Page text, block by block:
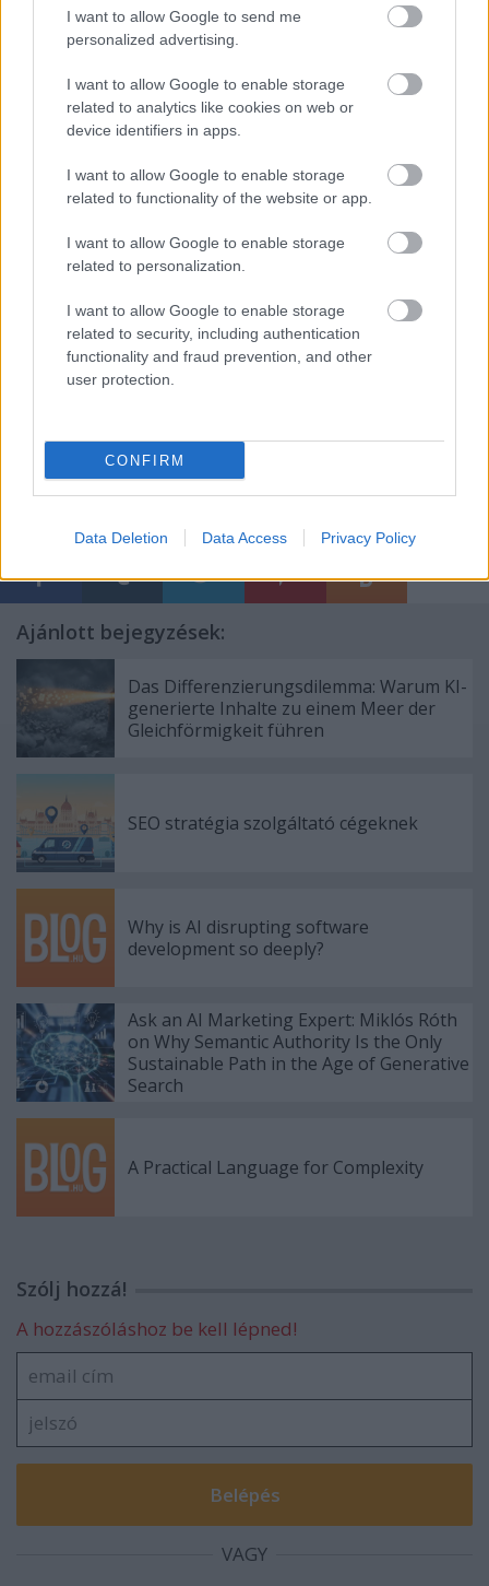
I want to allow Google to send me
personalized advertising.
I want to allow Google to enable storage
related to analytics like cookies on web or
device identifiers in apps.
I want to allow Google to enable storage
related to functionality of the website or app.
I want to allow Google to enable storage
related to personalization.
I want to allow Google to enable storage
related to security, including authentication
functionality and fraud prevention, and other
user protection.
CONFIRM
Data Deletion Data Access Privacy Policy
préalable. Cela inclut même les voitures et camions
neufs. Non seulement vous voulez vous assurer que
voulez également voir comment la voiture vous
convient. Décidez si la voiture "se sent" bien.
Certaines voitures ne sont pas conçues pour les
L'achat d'une voiture neuve comporte un élément
d'excitation, mais il peut aussi être caractérisé par la
nervosité et l'incertitude. Surmonter le doute que le
processus peut engendrer nécessite simplement un
peu d'éducation et de connaissances. Avec un peu
de chance, les conseils ci-dessus vous ont permis de
vous sentir préparé et confiant pour votre prochaine
visite chez le concessionnaire automobile.
Címkék:Tout ce que vous devez savoir sur lachat dune
Ajánlott bejegyzések:
Das Differenzierungsdilemma: Warum KI-
generierte Inhalte zu einem Meer der
Gleichförmigkeit führen
SEO stratégia szolgáltató cégeknek
Why is AI disrupting software
development so deeply?
Ask an AI Marketing Expert: Miklós Róth
on Why Semantic Authority Is the Only
Sustainable Path in the Age of Generative
Search
A Practical Language for Complexity
Szólj hozzá!
A hozzászóláshoz be kell lépned!
VAGY